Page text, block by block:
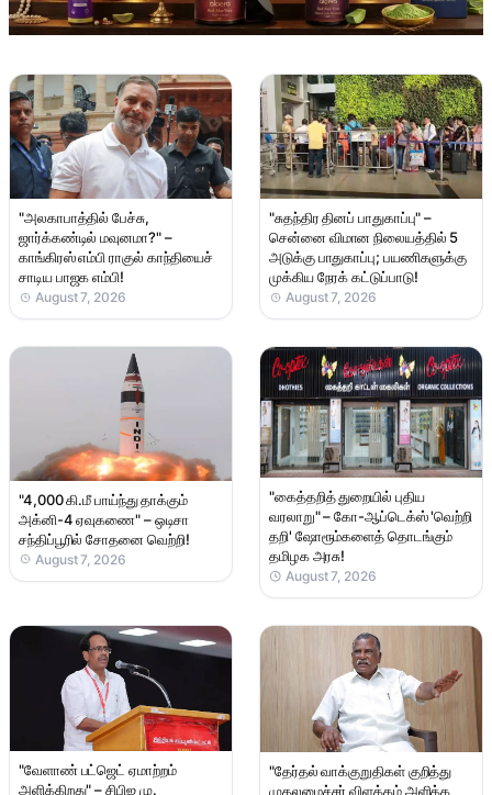
"அலகாபாத்தில் பேச்சு,
ஜார்க்கண்டில் மவுனமா?" –
காங்கிரஸ் எம்பி ராகுல் காந்தியைச்
சாடிய பாஜக எம்பி!
August 7, 2026
"சுதந்திர தினப் பாதுகாப்பு" –
சென்னை விமான நிலையத்தில் 5
அடுக்கு பாதுகாப்பு; பயணிகளுக்கு
முக்கிய நேரக் கட்டுப்பாடு!
August 7, 2026
"4,000 கி.மீ பாய்ந்து தாக்கும்
அக்னி-4 ஏவுகணை" – ஒடிசா
சந்திப்பூரில் சோதனை வெற்றி!
August 7, 2026
"கைத்தறித் துறையில் புதிய
வரலாறு" – கோ-ஆப்டெக்ஸ் 'வெற்றி
தறி' ஷோரூம்களைத் தொடங்கும்
தமிழக அரசு!
August 7, 2026
"வேளாண் பட்ஜெட் ஏமாற்றம்
அளிக்கிறது" – சிபிஐ மு.
"தேர்தல் வாக்குறுதிகள் குறித்து
முதலமைச்சர் விளக்கம் அளிக்க